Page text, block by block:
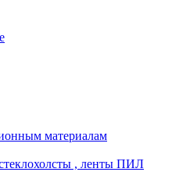
материалам
, ленты ПИЛ